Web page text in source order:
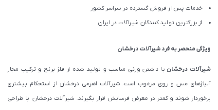
خدمات پس از فروش گسترده در سراسر کشور
از بزرگترین تولید کنندگان شیرآلات در ایران
ویژگی منحصر به فرد شیرآلات درخشان
شیرآلات درخشان با داشتن وزنی مناسب و تولید شده از فلز برنج و ترکیب مجاز
آلیاژهای مس و روی مرغوب است. شیرآلات اهرمی درخشان از استحکام بیشتری
برخوردار شوند و کمتر در معرض فرسایش قرار بگیرند. شیرآلات درخشان با طراحی